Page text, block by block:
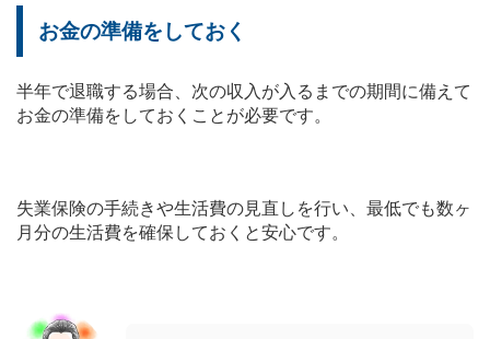
お金の準備をしておく
半年で退職する場合、次の収入が入るまでの期間に備えて
お金の準備をしておくことが必要です。
失業保険の手続きや生活費の見直しを行い、最低でも数ヶ
月分の生活費を確保しておくと安心です。